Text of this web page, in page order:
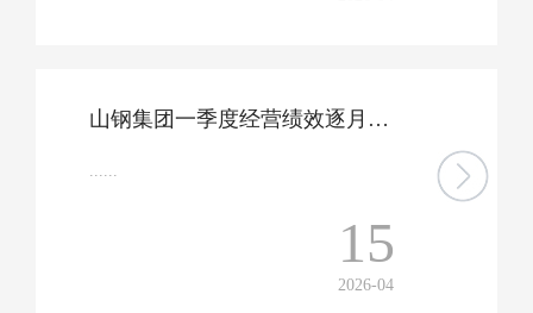
山钢集团一季度经营绩效逐月改善
......
15
2026-04